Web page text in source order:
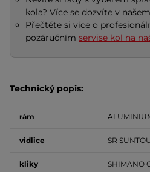
kola? Více se dozvíte v našem
Přečtěte si více o
pozáručnímservise kol na
Technický popis:
rám
vidlice SR
kliky SHIMANO